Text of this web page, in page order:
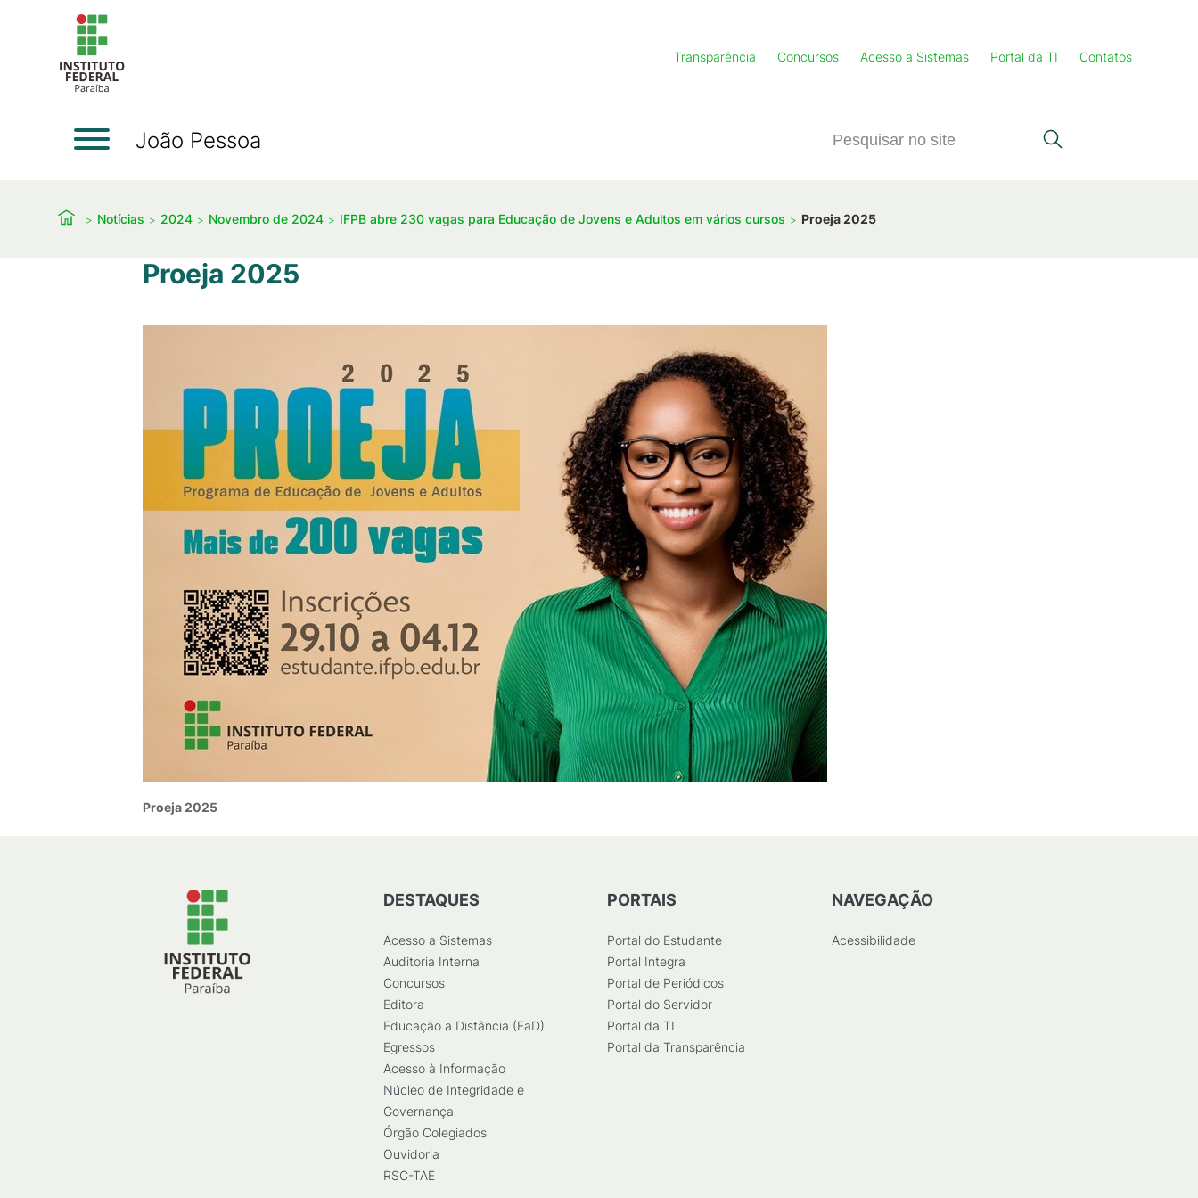
Transparência Concursos Acesso a Sistemas Portal da TI Contatos
João Pessoa
Notícias 2024 Novembro de 2024 IFPB abre 230 vagas para Educação de Jovens e Adultos em vários cursos Proeja 2025
Proeja 2025
Proeja 2025
DESTAQUES
Acesso a Sistemas
Auditoria Interna
Concursos
Editora
Educação a Distância (EaD)
Egressos
Acesso à Informação
Núcleo de Integridade e
Governança
Órgão Colegiados
Ouvidoria
RSC-TAE
PORTAIS
Portal do Estudante
Portal Integra
Portal de Periódicos
Portal do Servidor
Portal da TI
Portal da Transparência
NAVEGAÇÃO
Acessibilidade